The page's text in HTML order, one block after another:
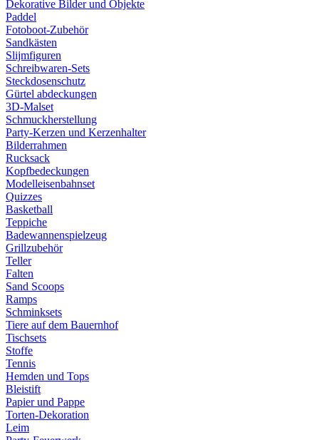
Dekorative Bilder und Objekte
Paddel
Fotoboot-Zubehör
Sandkästen
Slijmfiguren
Schreibwaren-Sets
Steckdosenschutz
Gürtel abdeckungen
3D-Malset
Schmuckherstellung
Party-Kerzen und Kerzenhalter
Bilderrahmen
Rucksack
Kopfbedeckungen
Modelleisenbahnset
Quizzes
Basketball
Teppiche
Badewannenspielzeug
Grillzubehör
Teller
Falten
Sand Scoops
Ramps
Schminksets
Tiere auf dem Bauernhof
Tischsets
Stoffe
Tennis
Hemden und Tops
Bleistift
Papier und Pappe
Torten-Dekoration
Leim